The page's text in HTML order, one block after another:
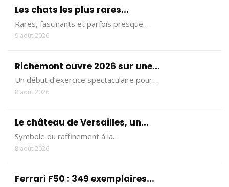
Les chats les plus rares...
Rares, fascinants et parfois presque…
9 août 2026
Richemont ouvre 2026 sur une...
Un début d’exercice spectaculaire pour…
8 août 2026
Le château de Versailles, un...
Symbole du raffinement à la…
8 août 2026
Ferrari F50 : 349 exemplaires...